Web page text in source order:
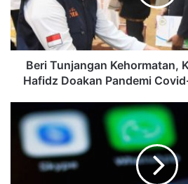
Beri Tunjangan Kehormatan,
Hafidz Doakan Pandemi